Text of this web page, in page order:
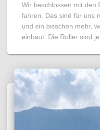
Wir beschlossen mit den
fahren. Das sind für uns
und ein bisschen mehr,
einbaut. Die Roller sind